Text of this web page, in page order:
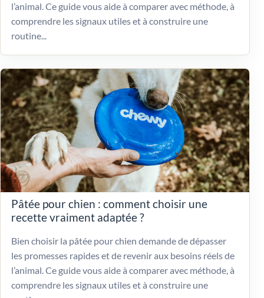
l’animal. Ce guide vous aide à comparer avec méthode, à
comprendre les signaux utiles et à construire une
routine...
Pâtée pour chien : comment choisir une
recette vraiment adaptée ?
Bien choisir la pâtée pour chien demande de dépasser
les promesses rapides et de revenir aux besoins réels de
l’animal. Ce guide vous aide à comparer avec méthode, à
comprendre les signaux utiles et à construire une